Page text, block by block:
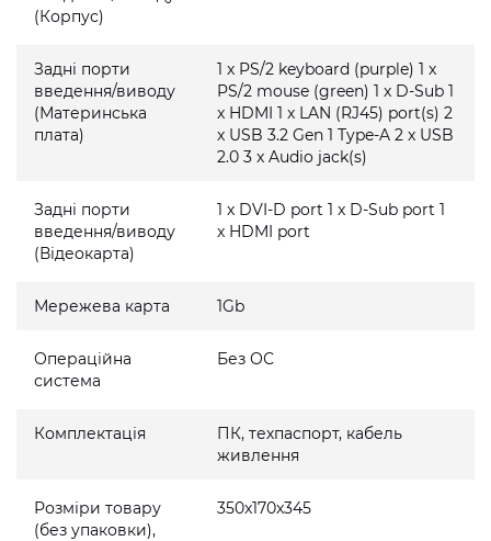
(Корпус)
Задні порти
введення/виводу
(Материнська
плата)
1 x PS/2 keyboard (purple) 1 x
PS/2 mouse (green) 1 x D-Sub 1
x HDMI 1 x LAN (RJ45) port(s) 2
x USB 3.2 Gen 1 Type-A 2 x USB
2.0 3 x Audio jack(s)
Задні порти
введення/виводу
(Відеокарта)
1 x DVI-D port 1 x D-Sub port 1
x HDMI port
Мережева карта 1Gb
Операційна
система
Без ОС
Комплектація
ПК, техпаспорт, кабель
живлення
Розміри товару
(без упаковки),
350x170x345